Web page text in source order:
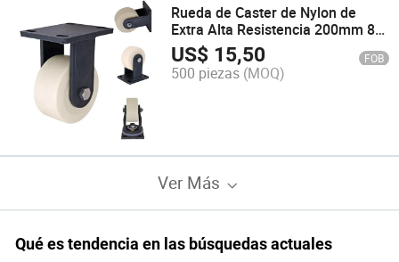
Rueda de Caster de Nylon de
Extra Alta Resistencia 200mm 8"
Precio de Fábrica Capacidad de
Carga 1600 Kg
US$ 15,50 FOB
500 piezas (MOQ)
Ver Más
Qué es tendencia en las búsquedas actuales